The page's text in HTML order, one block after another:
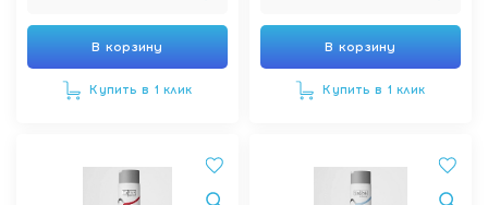
В корзину
Купить в 1 клик
В корзину
Купить в 1 клик